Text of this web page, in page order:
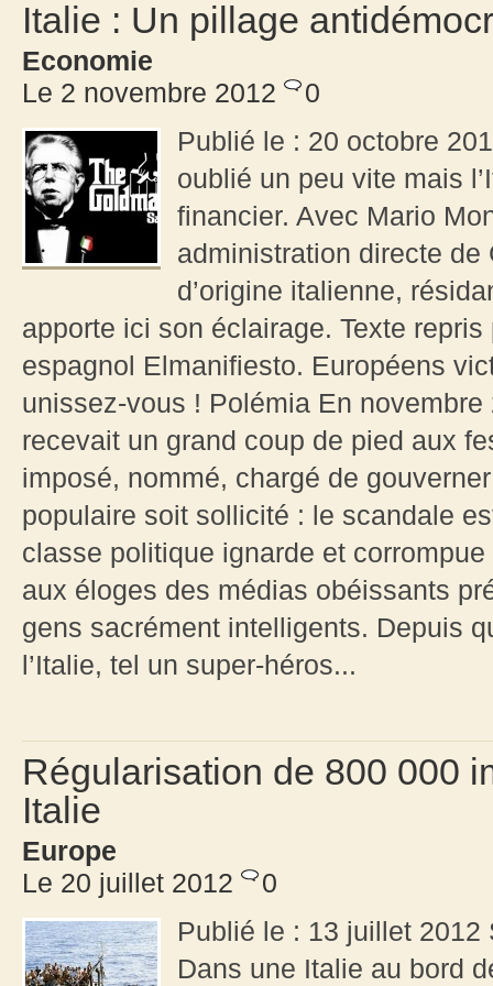
Italie : Un pillage
Economie
Le 2 novembre 2012
0
Publié le : 20 octobre
oublié un peu vite mais
financier. Avec Mario
administration directe
d’origine italienne,
apporte ici son éclairage. Texte
espagnol Elmanifiesto. Européens
unissez-vous ! Polémia En
recevait un grand coup de pied aux
imposé, nommé, chargé de
populaire soit sollicité : le scandale
classe politique ignarde et
aux éloges des médias obéissants
gens sacrément intelligents. Depuis
l’Italie, tel un super-héros...
Régularisation de 800 000
Italie
Europe
Le 20 juillet 2012
0
Publié le : 13 juillet
Dans une Italie au bord